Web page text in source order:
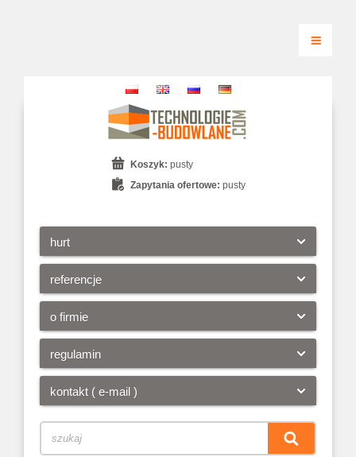
hurt
referencje
o firmie
regulamin
kontakt ( e-mail )
Koszyk: pusty
Zapytania ofertowe: pusty